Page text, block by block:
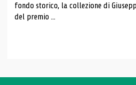
fondo storico, la collezione di
del premio ...